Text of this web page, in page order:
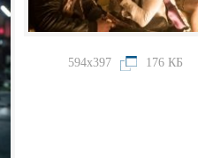
594x397 176 КБ